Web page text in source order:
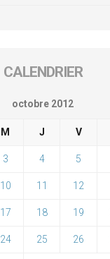
CALENDRIER
octobre 2012
M J V
3 4 5
10 11 12
17 18 19
24 25 26